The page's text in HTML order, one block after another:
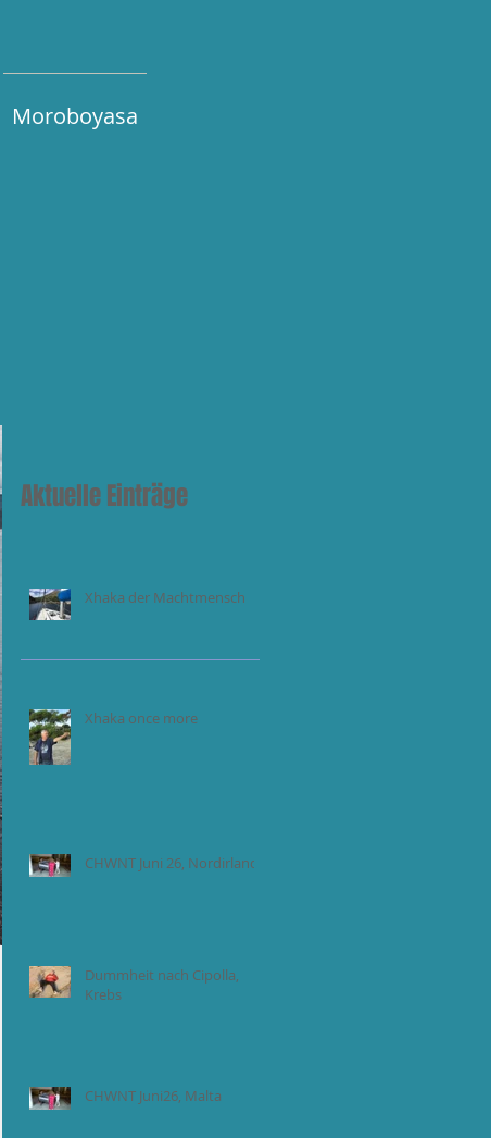
Moroboyasa
Aktuelle Einträge
Xhaka der Machtmensch
Xhaka once more
CHWNT Juni 26, Nordirland
Dummheit nach Cipolla,
Krebs
CHWNT Juni26, Malta